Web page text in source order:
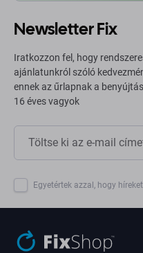
Newsletter Fix
Iratkozzon fel, hogy
ajánlatunkról szóló
ennek az űrlapnak a
16 éves vagyok
Egyetértek azzal, hogy